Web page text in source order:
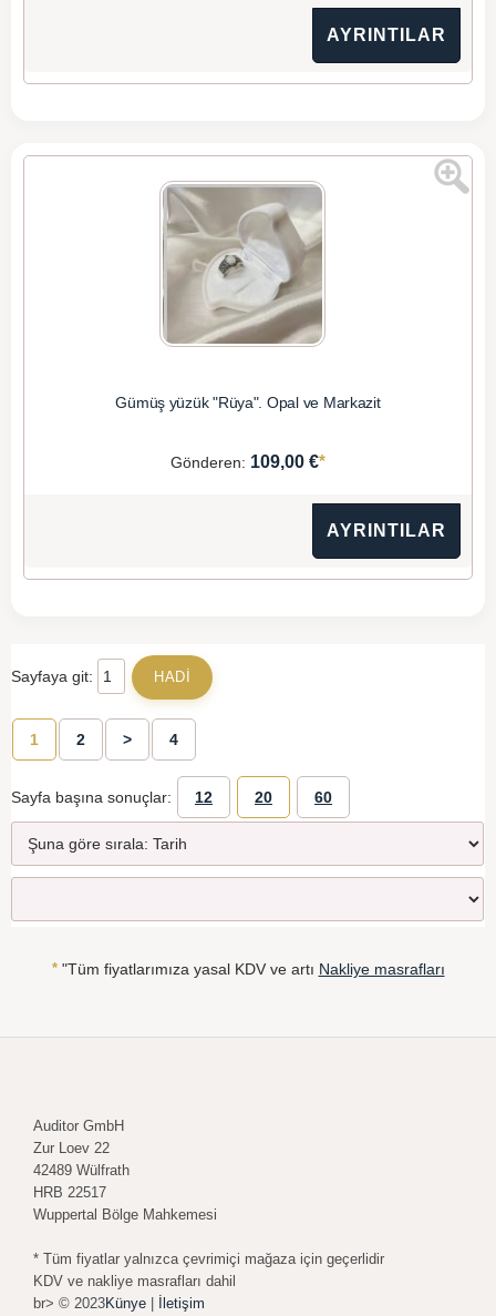
AYRINTILAR
Gümüş yüzük "Rüya". Opal ve Markazit
Gönderen: 109,00 €*
AYRINTILAR
Sayfaya git:
1 2 > 4
Sayfa başına sonuçlar: 12 20 60
*"Tüm fiyatlarımıza yasal KDV ve artı Nakliye masrafları
Auditor GmbH
Zur Loev 22
42489 Wülfrath
HRB 22517
Wuppertal Bölge Mahkemesi
* Tüm fiyatlar yalnızca çevrimiçi mağaza için geçerlidir
KDV ve nakliye masrafları dahil
br> © 2023Künye | İletişim